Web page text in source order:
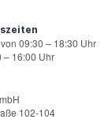
09:30 – 18:30 Uhr
– 16:00 Uhr
102-104